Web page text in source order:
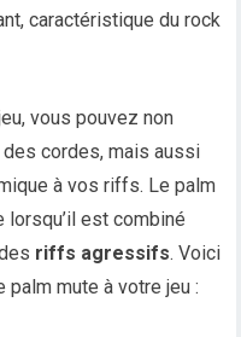
caractéristique du rock
vous pouvez non
cordes, mais aussi
à vos riffs. Le palm
est combiné
riffs agressifs. Voici
mute à votre jeu :